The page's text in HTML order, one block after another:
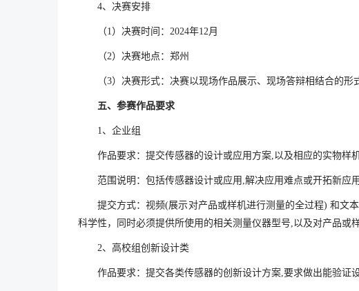
4、决赛安排
（1）决赛时间：2024年12月
（2）决赛地点：郑州
（3）决赛形式：决赛以现场作品展示、现场答辩相结合的
五、参赛作品要求
1、企业组
作品要求：提交传感器的设计或应用方案,以及相应的实物样机
范围说明：包括传感器设计或应用,解决应用难点或开拓新应用
提交方式：视频(展示对产品或样机进行测量的全过程) 和文
科学性，同时必须提供所使用的相关测量仪器型号,以及对产品或
2、高校组创新设计类
作品要求：提交各类传感器的创新设计方案,要求做出能验证